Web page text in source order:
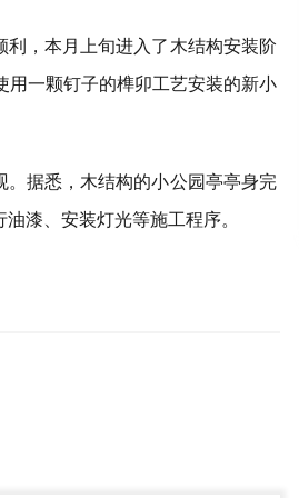
，本月上旬进入了木结构安装阶
用一颗钉子的榫卯工艺安装的新小
据悉，木结构的小公园亭亭身完
漆、安装灯光等施工程序。